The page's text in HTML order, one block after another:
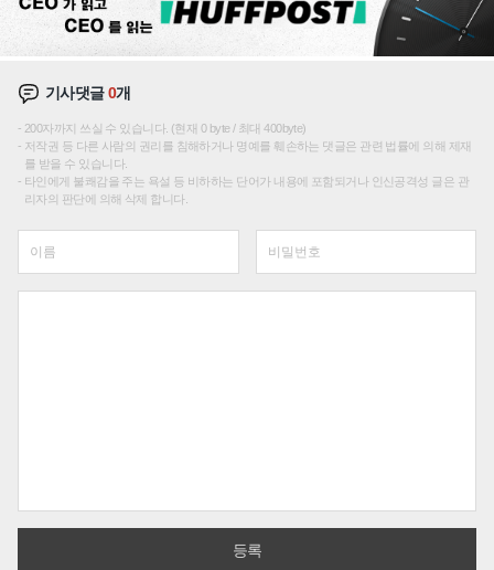
기사댓글0개
200자까지 쓰실 수 있습니다. (현재 0 byte / 최대 400byte)
저작권 등 다른 사람의 권리를 침해하거나 명예를 훼손하는 댓글은 관련 법률에 의해 제재
를 받을 수 있습니다.
타인에게 불쾌감을 주는 욕설 등 비하하는 단어가 내용에 포함되거나 인신공격성 글은 관
리자의 판단에 의해 삭제 합니다.